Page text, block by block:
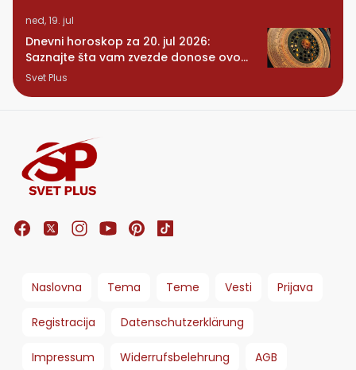
ned, 19. jul
Dnevni horoskop za 20. jul 2026:
Saznajte šta vam zvezde donose ovog
ponedeljka
Svet Plus
Naslovna Tema Teme Vesti Prijava
Registracija Datenschutzerklärung
Impressum Widerrufsbelehrung AGB